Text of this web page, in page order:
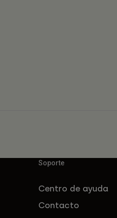
Soporte
Centro de ayuda
Contacto